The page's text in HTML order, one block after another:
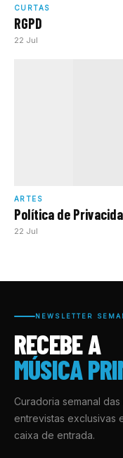
CURTAS
RGPD
22 Jul
ARTES
Política de
22 Jul
NEWSLETTER
RECEBE A
MÚSICA
Curadoria semanal
entrevistas exclusivas
caixa de entrada.